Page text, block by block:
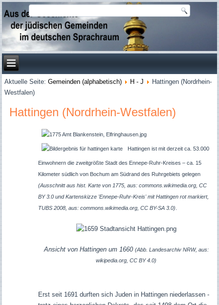
Aktuelle Seite:Gemeinden (alphabetisch) H - J
Hattingen (Nordrhein-
Westfalen)
Hattingen (Nordrhein-Westfalen)
Hattingen ist mit derzeit ca. 53.000
Einwohnern die zweitgrößte Stadt des Ennepe-Ruhr-Kreises – ca. 15
Kilometer südlich von Bochum am Südrand des Ruhrgebiets gelegen
(Ausschnitt aus hist. Karte von 1775, aus: commons.wikimedia.org, CC
BY 3.0 und Kartenskizze 'Ennepe-Ruhr-Kreis' mit Hattingen rot markiert,
TUBS 2008, aus: commons.wikimedia.org, CC BY-SA 3.0)
Ansicht von Hattingen um 1660 (Abb. Landesarchiv NRW, aus:
wikipedia.org, CC BY 4.0)
Erst seit 1691 durften sich Juden in Hattingen niederlassen -